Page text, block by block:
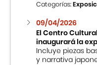
Categorías:
09/04/2026
El Centro
inaugurará la
Incluye piezas
y narrativa